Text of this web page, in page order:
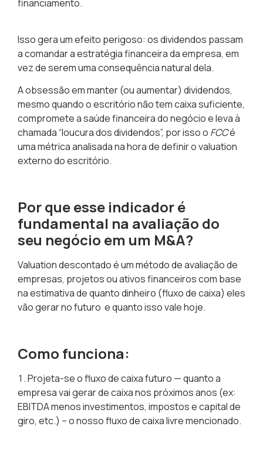
financiamento.
Isso gera um efeito perigoso: os dividendos passam
a comandar a estratégia financeira da empresa, em
vez de serem uma consequência natural dela.
A obsessão em manter (ou aumentar) dividendos,
mesmo quando o escritório não tem caixa suficiente,
compromete a saúde financeira do negócio e leva à
chamada “loucura dos dividendos”, por isso o FCCé
uma métrica analisada na hora de definir o valuation
externo do escritório.
Por que esse indicador é
fundamental na avaliação do
seu negócio em um M&A?
Valuation descontado é um método de avaliação de
empresas, projetos ou ativos financeiros com base
na estimativa de quanto dinheiro (fluxo de caixa) eles
vão gerar no futuro e quanto isso vale hoje.
Como funciona:
Projeta-se o fluxo de caixa futuro — quanto a
empresa vai gerar de caixa nos próximos anos (ex:
EBITDA menos investimentos, impostos e capital de
giro, etc.) – o nosso fluxo de caixa livre mencionado.